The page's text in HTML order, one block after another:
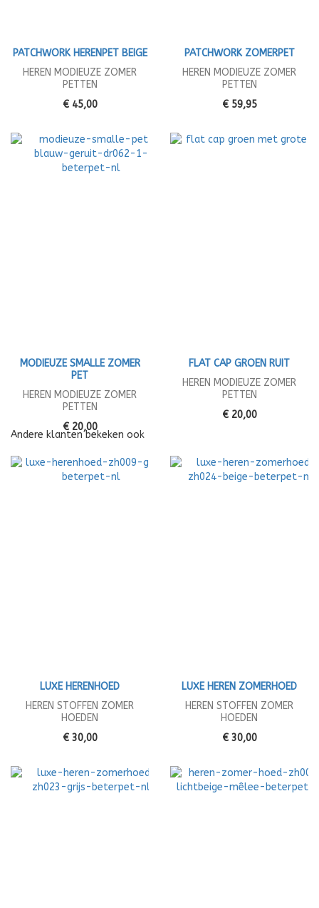
PATCHWORK HERENPET BEIGE
HEREN MODIEUZE ZOMER
PETTEN
€ 45,00
PATCHWORK ZOMERPET
HEREN MODIEUZE ZOMER
PETTEN
€ 59,95
MODIEUZE SMALLE ZOMER
PET
HEREN MODIEUZE ZOMER
PETTEN
€ 20,00
FLAT CAP GROEN RUIT
HEREN MODIEUZE ZOMER
PETTEN
€ 20,00
Andere klanten bekeken ook
LUXE HERENHOED
HEREN STOFFEN ZOMER
HOEDEN
€ 30,00
LUXE HEREN ZOMERHOED
HEREN STOFFEN ZOMER
HOEDEN
€ 30,00